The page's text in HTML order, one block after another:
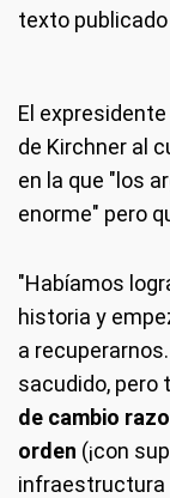
texto
El
de Kirchner al
en la que "los
enorme" pero
"Habíamos
historia y
a
sacudido, pero
de cambio
orden (¡con
infraestructura